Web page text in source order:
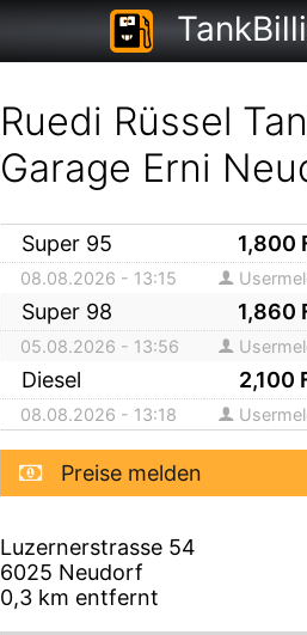
Ruedi Rüssel
Garage Erni
Super 95 1,800
08.08.2026 - 13:15
Super 98 1,860
05.08.2026 - 13:56
Diesel 2,100
08.08.2026 - 13:18
Preise melden
Luzernerstrasse 54
6025 Neudorf
0,3km entfernt